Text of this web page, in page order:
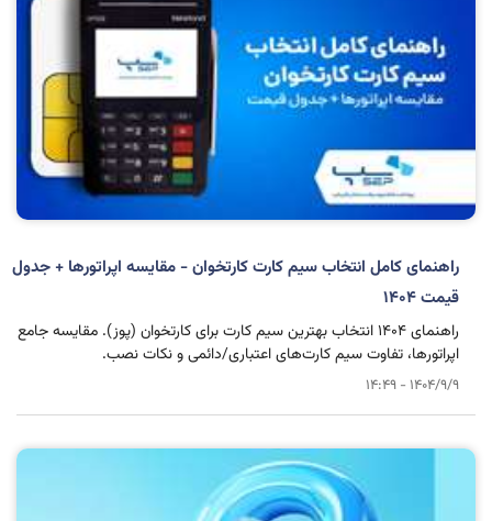
راهنمای کامل انتخاب سیم کارت کارتخوان - مقایسه اپراتورها + جدول
قیمت ۱۴۰۴
راهنمای ۱۴۰۴ انتخاب بهترین سیم کارت برای کارتخوان (پوز). مقایسه جامع
اپراتورها، تفاوت سیم کارت‌های اعتباری/دائمی و نکات نصب.
1404/9/9 - 14:49